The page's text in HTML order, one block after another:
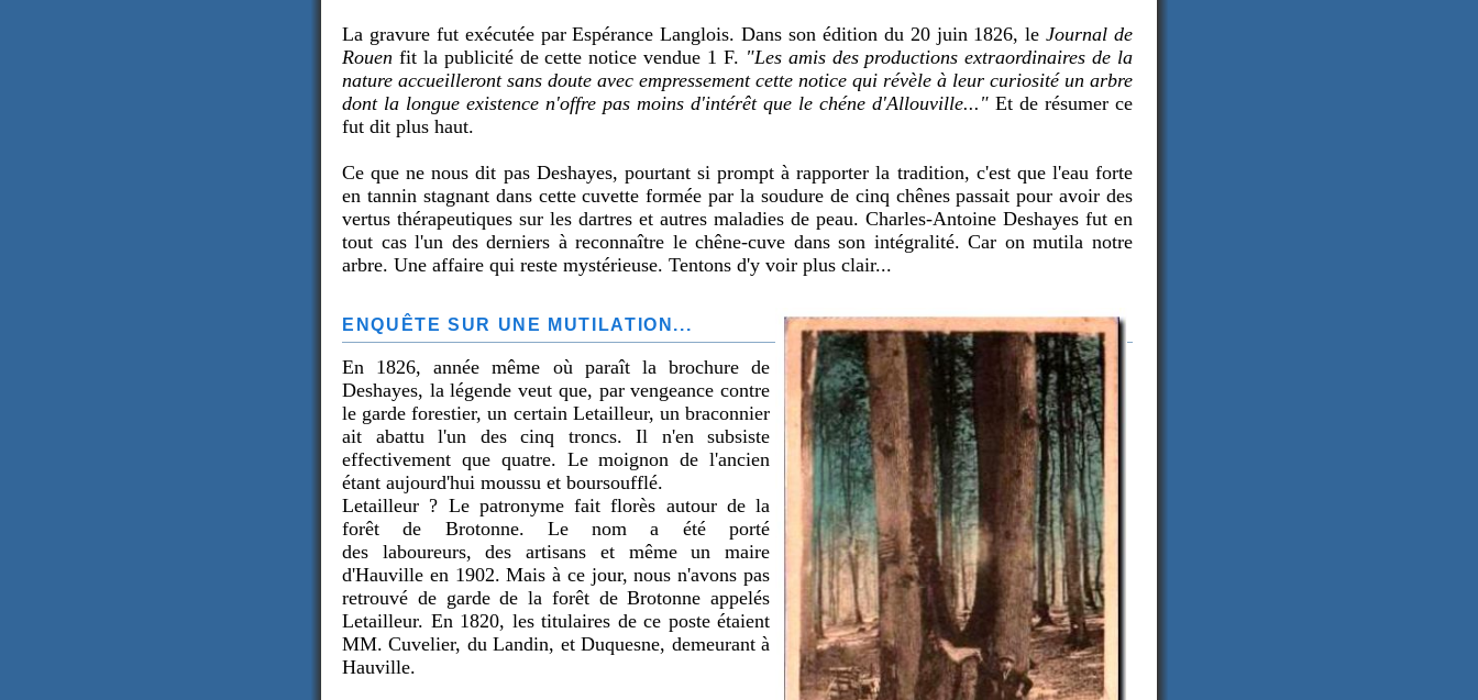
La gravure fut exécutée par Espérance Langlois. Dans son édition du 20 juin 1826, leJournal de
Rouen fit la publicité de cette notice vendue 1 F. "Les amis des productions extraordinaires de la
nature accueilleront sans doute avec empressement cette notice qui révèle à leur curiosité un arbre
dont la longue existence n'offre pas moins d'intérêt que le chéne d'Allouville..." Et de résumer ce
fut dit plus haut.
Ce que ne nous dit pas Deshayes, pourtant si prompt à rapporter la tradition, c'est que l'eau forte
en tannin stagnant dans cette cuvette formée par la soudure de cinq chênes passait pour avoir des
vertus thérapeutiques sur les dartres et autres maladies de peau. Charles-Antoine Deshayes fut en
tout cas l'un des derniers à reconnaître le chêne-cuve dans son intégralité. Car on mutila notre
arbre. Une affaire qui reste mystérieuse. Tentons d'y voir plus clair...
ENQUÊTE SUR UNE MUTILATION...
En 1826, année même où paraît la brochure de
Deshayes, la légende veut que, par vengeance contre
le garde forestier, un certain Letailleur, un braconnier
ait abattu l'un des cinq troncs. Il n'en subsiste
effectivement que quatre. Le moignon de l'ancien
étant aujourd'hui moussu et boursoufflé.
Letailleur ? Le patronyme fait florès autour de la
forêt de Brotonne. Le nom a été porté
des laboureurs, des artisans et même un maire
d'Hauville en 1902. Maisà ce jour, nous n'avons pas
retrouvé de garde de la forêt de Brotonne appelés
Letailleur. En 1820, les titulaires de ce poste étaient
MM. Cuvelier, du Landin, et Duquesne, demeurant à
Hauville.